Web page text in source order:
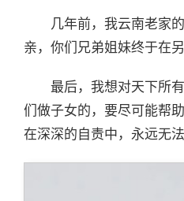
几年前，我云南老家
亲，你们兄弟姐妹终于在
最后，我想对天下所
们做子女的，要尽可能帮
在深深的自责中，永远无